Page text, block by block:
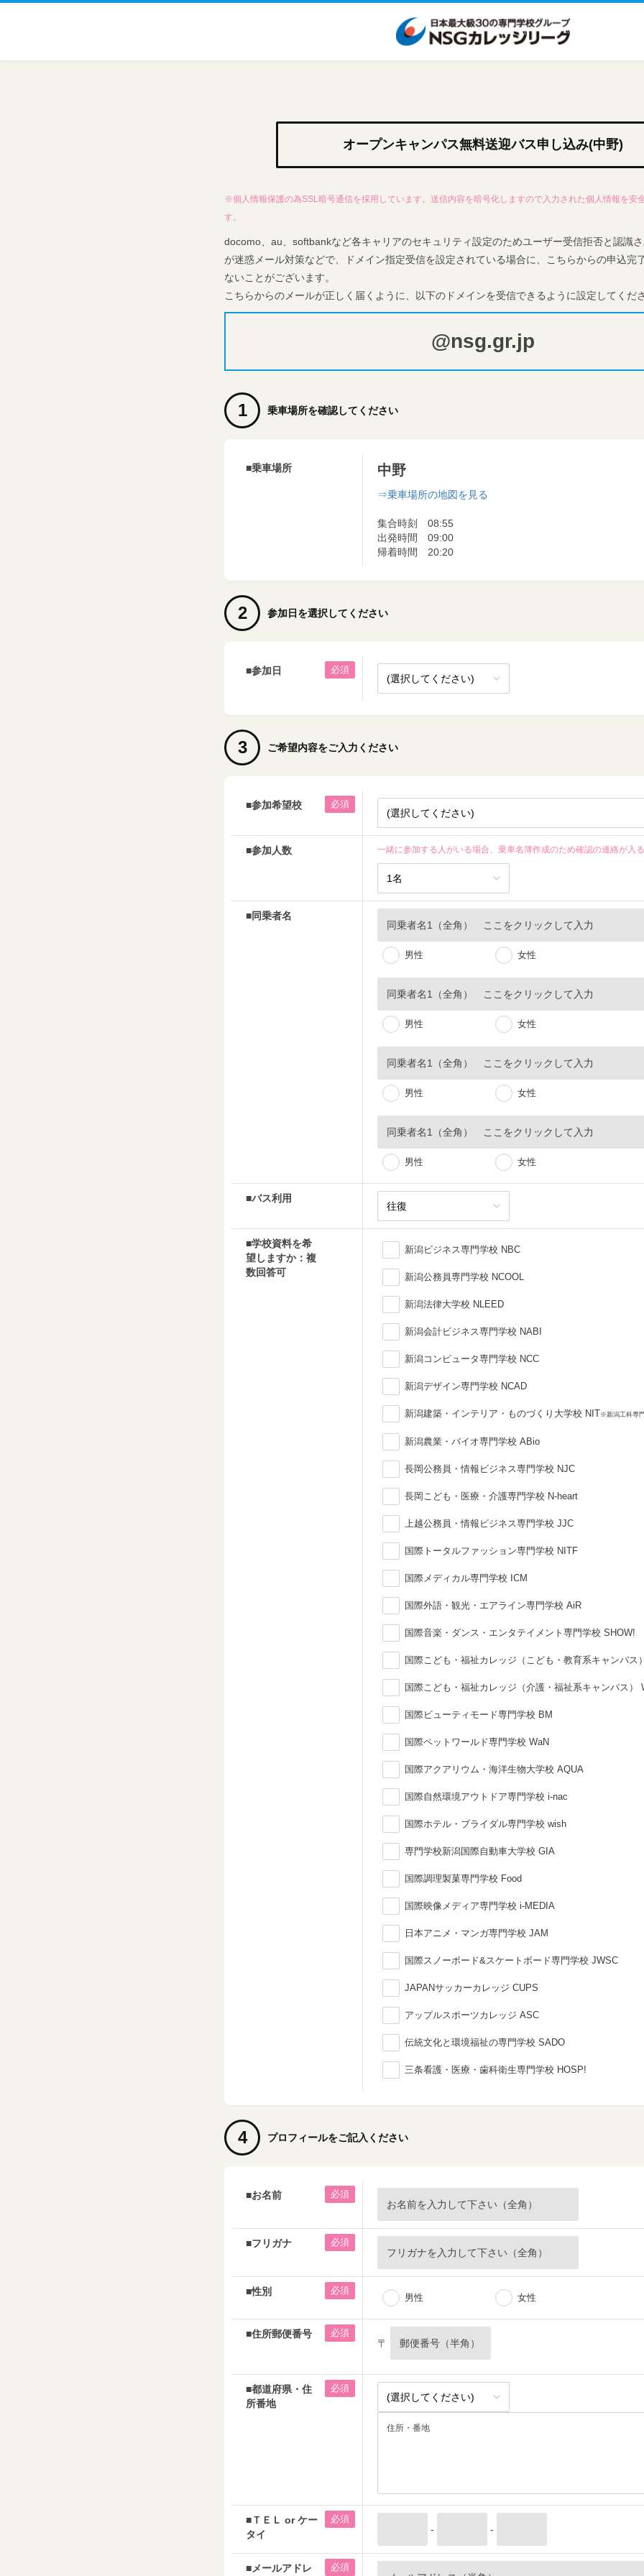
オープンキャンパス無料送迎バス申し込み(中野)
※個人情報保護の為SSL暗号通信を採用しています。送信内容を暗号化しますので入力された個人情報を安
す。
docomo、au、softbankなど各キャリアのセキュリティ設定のためユーザー受信拒否と認識
が迷惑メール対策などで、ドメイン指定受信を設定されている場合に、こちらからの申込完
ないことがございます。
こちらからのメールが正しく届くように、以下のドメインを受信できるように設定してくださ
@nsg.gr.jp
1 乗車場所を確認してください
■乗車場所 中野
⇒乗車場所の地図を見る
集合時刻 08:55
出発時間 09:00
帰着時間 20:20
2 参加日を選択してください
■参加日 必須
3 ご希望内容をご入力ください
■参加希望校 必須
■参加人数 一緒に参加する人がいる場合、乗車名簿作成のため確認の連絡が入る
■同乗者名
男性 女性
男性 女性
男性 女性
男性 女性
■バス利用
■学校資料を希
望しますか：複
数回答可
新潟ビジネス専門学校 NBC
新潟公務員専門学校 NCOOL
新潟法律大学校 NLEED
新潟会計ビジネス専門学校 NABI
新潟コンピュータ専門学校 NCC
新潟デザイン専門学校 NCAD
新潟建築・インテリア・ものづくり大学校 NIT※新潟工科専
新潟農業・バイオ専門学校 ABio
長岡公務員・情報ビジネス専門学校 NJC
長岡こども・医療・介護専門学校 N-heart
上越公務員・情報ビジネス専門学校 JJC
国際トータルファッション専門学校 NITF
国際メディカル専門学校 ICM
国際外語・観光・エアライン専門学校 AiR
国際音楽・ダンス・エンタテイメント専門学校 SHOW!
国際こども・福祉カレッジ（こども・教育系キャンパス
国際こども・福祉カレッジ（介護・福祉系キャンパス）
国際ビューティモード専門学校 BM
国際ペットワールド専門学校 WaN
国際アクアリウム・海洋生物大学校 AQUA
国際自然環境アウトドア専門学校 i-nac
国際ホテル・ブライダル専門学校 wish
専門学校新潟国際自動車大学校 GIA
国際調理製菓専門学校 Food
国際映像メディア専門学校 i-MEDIA
日本アニメ・マンガ専門学校 JAM
国際スノーボード&スケートボード専門学校 JWSC
JAPANサッカーカレッジ CUPS
アップルスポーツカレッジ ASC
伝統文化と環境福祉の専門学校 SADO
三条看護・医療・歯科衛生専門学校 HOSP!
4 プロフィールをご記入ください
■お名前 必須
■フリガナ 必須
■性別 必須
男性 女性
■住所郵便番号 必須
〒
■都道府県・住
所番地
必須
■ＴＥＬ or ケー
タイ
必須
- -
■メールアドレ 必須